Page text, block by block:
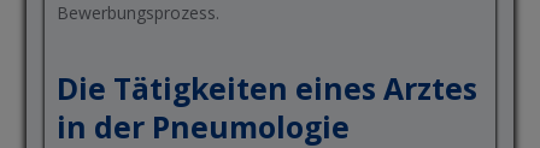
Bewerbungsprozess.
Die Tätigkeiten eines Arztes
in der Pneumologie